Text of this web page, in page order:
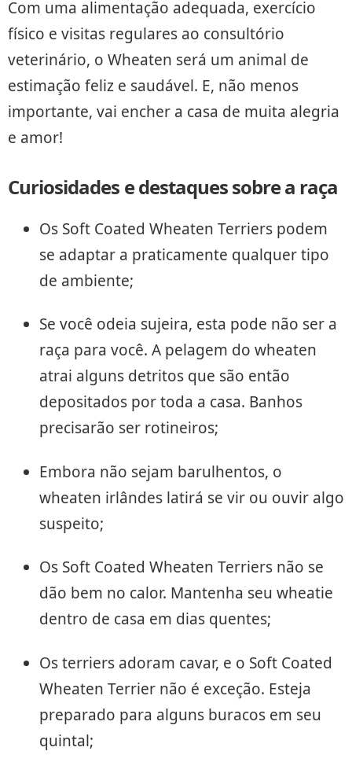
Com uma alimentação adequada, exercício
físico e visitas regulares ao consultório
veterinário, o Wheaten será um animal de
estimação feliz e saudável. E, não menos
importante, vai encher a casa de muita alegria
e amor!
Curiosidades e destaques sobre a raça
Os Soft Coated Wheaten Terriers podem
se adaptar a praticamente qualquer tipo
de ambiente;
Se você odeia sujeira, esta pode não ser a
raça para você. A pelagem do wheaten
atrai alguns detritos que são então
depositados por toda a casa. Banhos
precisarão ser rotineiros;
Embora não sejam barulhentos, o
wheaten irlândes latirá se vir ou ouvir algo
suspeito;
Os Soft Coated Wheaten Terriers não se
dão bem no calor. Mantenha seu wheatie
dentro de casa em dias quentes;
Os terriers adoram cavar, e o Soft Coated
Wheaten Terrier não é exceção. Esteja
preparado para alguns buracos em seu
quintal;